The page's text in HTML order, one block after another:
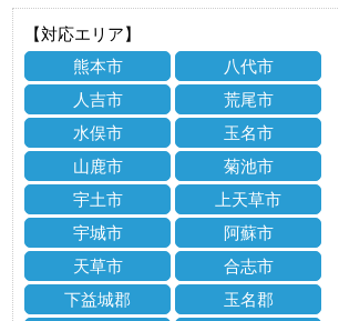
【対応エリア】
熊本市
八代市
人吉市
荒尾市
水俣市
玉名市
山鹿市
菊池市
宇土市
上天草市
宇城市
阿蘇市
天草市
合志市
下益城郡
玉名郡